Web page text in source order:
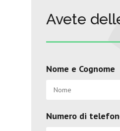
Avete
Nome e Cognome
Numero di